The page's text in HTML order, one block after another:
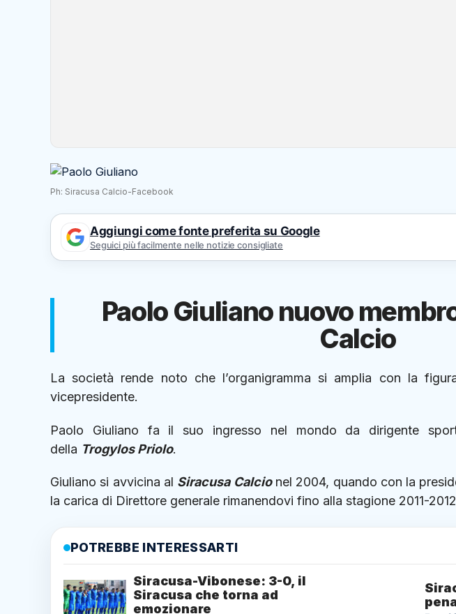
Ph: Siracusa Calcio-Facebook
Aggiungi come fonte preferita su Google
Seguici più facilmente nelle notizie consigliate
Paolo Giuliano nuovo
Calcio
La società rende noto che l’organigramma si amplia con la
vicepresidente.
Paolo Giuliano fa il suo ingresso nel mondo da dirigente
della Trogylos Priolo.
Giuliano si avvicina al Siracusa Calcionel 2004, quando con la
la carica di Direttore generale rimanendovi fino alla stagione 2011-
POTREBBE INTERESSARTI
Siracusa-Vibonese: 3-0, il
Siracusa che torna ad
emozionare